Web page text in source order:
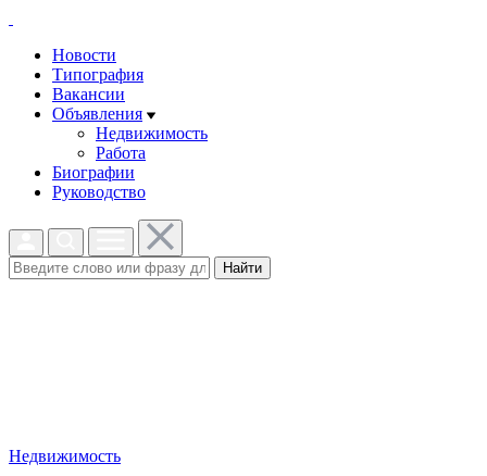
Новости
Типография
Вакансии
Объявления
Недвижимость
Работа
Биографии
Руководство
Найти
Недвижимость